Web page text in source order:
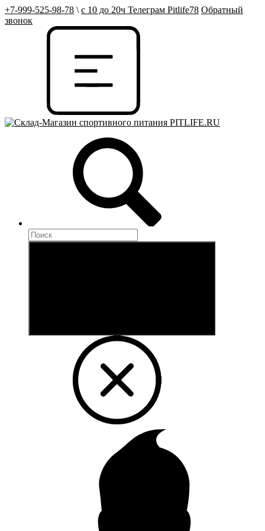
+7-999-525-98-78 \ с 10 до 20ч Телеграм Pitlife78 Обратный
звонок